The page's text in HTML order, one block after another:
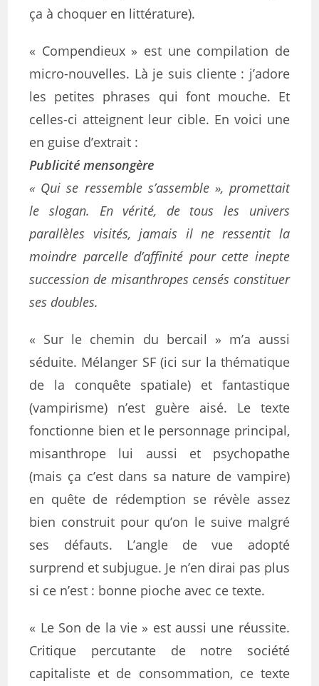
ça à choquer en littérature).
« Compendieux » est une compilation de
micro-nouvelles. Là je suis cliente : j’adore
les petites phrases qui font mouche. Et
celles-ci atteignent leur cible. En voici une
en guise d’extrait :
Publicité mensongère
« Qui se ressemble s’assemble », promettait
le slogan. En vérité, de tous les univers
parallèles visités, jamais il ne ressentit la
moindre parcelle d’affinité pour cette inepte
succession de misanthropes censés constituer
ses doubles.
« Sur le chemin du bercail » m’a aussi
séduite. Mélanger SF (ici sur la thématique
de la conquête spatiale) et fantastique
(vampirisme) n’est guère aisé. Le texte
fonctionne bien et le personnage principal,
misanthrope lui aussi et psychopathe
(mais ça c’est dans sa nature de vampire)
en quête de rédemption se révèle assez
bien construit pour qu’on le suive malgré
ses défauts. L’angle de vue adopté
surprend et subjugue. Je n’en dirai pas plus
si ce n’est : bonne pioche avec ce texte.
« Le Son de la vie » est aussi une réussite.
Critique percutante de notre société
capitaliste et de consommation, ce texte